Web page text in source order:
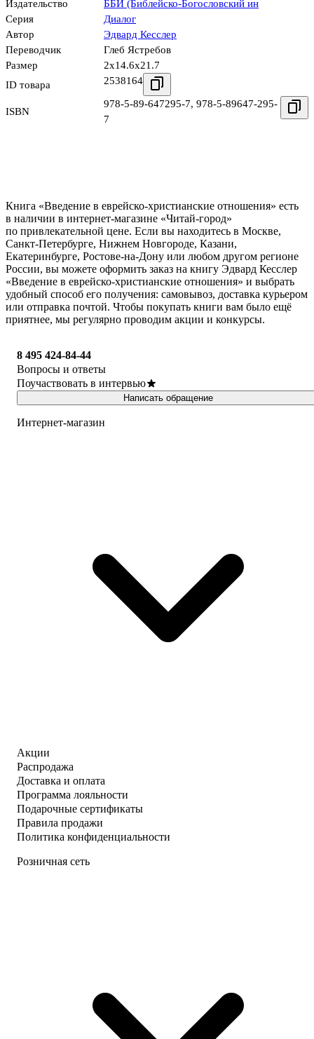
Издательство
ББИ (Библейско-Богословский ин
Серия
Диалог
Автор
Эдвард Кесслер
Переводчик
Глеб Ястребов
Размер
2x14.6x21.7
ID товара
2538164
ISBN
978-5-89-647295-7, 978-5-89647-295-
7
Книга «Введение в еврейско-христианские отношения» есть
в наличии в интернет-магазине «Читай-город»
по привлекательной цене. Если вы находитесь в Москве,
Санкт-Петербурге, Нижнем Новгороде, Казани,
Екатеринбурге, Ростове-на-Дону или любом другом регионе
России, вы можете оформить заказ на книгу Эдвард Кесслер
«Введение в еврейско-христианские отношения» и выбрать
удобный способ его получения: самовывоз, доставка курьером
или отправка почтой. Чтобы покупать книги вам было ещё
приятнее, мы регулярно проводим акции и конкурсы.
8 495 424-84-44
Вопросы и ответы
Поучаствовать в интервью
Написать обращение
Интернет-магазин
Акции
Распродажа
Доставка и оплата
Программа лояльности
Подарочные сертификаты
Правила продажи
Политика конфиденциальности
Розничная сеть